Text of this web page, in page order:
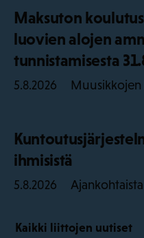
Maksuton
luovien alojen
tunnistamisesta
5.8.2026
ihmisistä
5.8.2026 Ajankohtaista
Kaikki liittojen uutiset